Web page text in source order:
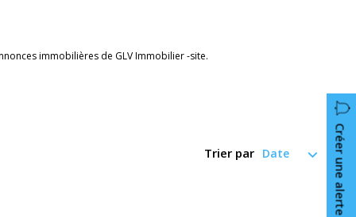
immobilières de GLV Immobilier -site.
Créer une alerte
Trier par